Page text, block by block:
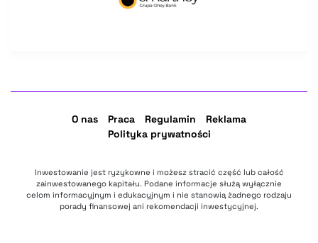
O nas Praca Regulamin
Reklama
Polityka prywatności
Inwestowanie jest ryzykowne i możesz stracić część lub całość
zainwestowanego kapitału. Podane informacje służą wyłącznie
celom informacyjnym i edukacyjnym i nie stanowią żadnego rodzaju
porady finansowej ani rekomendacji inwestycyjnej.